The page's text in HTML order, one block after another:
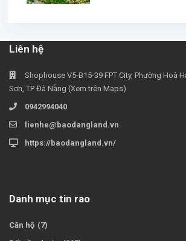
Liên hệ
Shophouse V5-B15-39 FPT City, Phường Hoà
Sơn, TP Đà Nẵng (Xem trên Maps)
0942994040
lienhe@baodangland.vn
https://baodangland.vn/
Danh mục tin rao
Căn hộ (7)